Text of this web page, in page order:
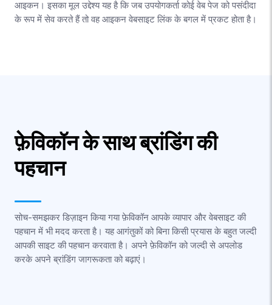
आइकन। इसका मूल उद्देश्य यह है कि जब उपयोगकर्ता कोई वेब पेज को पसंदीदा
के रूप में सेव करते हैं तो वह आइकन वेबसाइट लिंक के बगल में प्रकट होता है।
फ़ेविकॉन के साथ ब्रांडिंग की
पहचान
सोच-समझकर डिज़ाइन किया गया फ़ेविकॉन आपके व्यापार और वेबसाइट की
पहचान में भी मदद करता है। यह आगंतुकों को बिना किसी प्रयास के बहुत जल्दी
आपकी साइट की पहचान करवाता है। अपने फ़ेविकॉन को जल्दी से अपलोड
करके अपने ब्रांडिंग जागरूकता को बढ़ाएं।